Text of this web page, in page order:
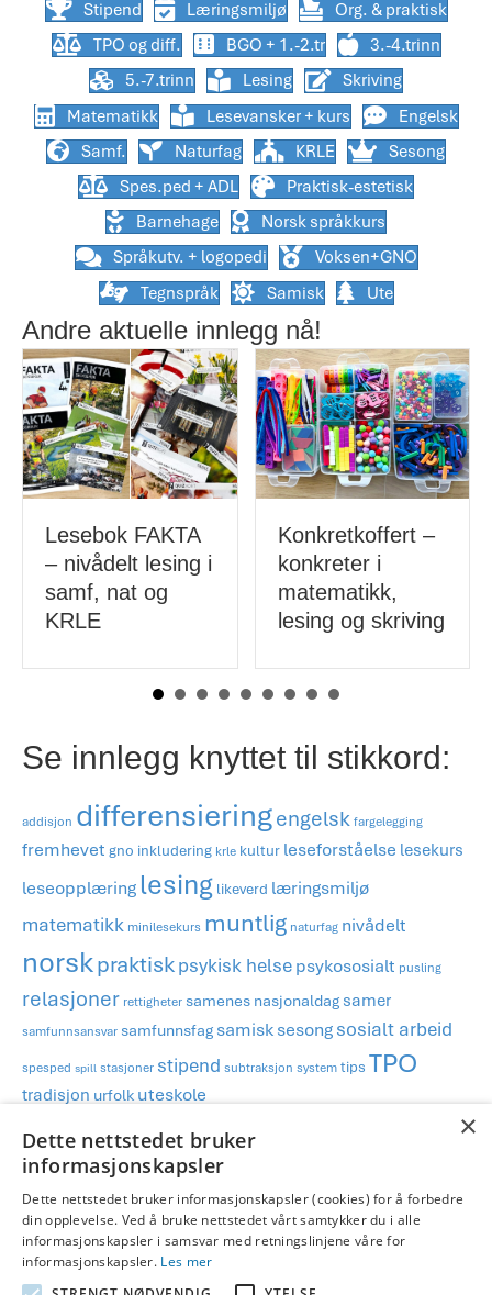
Stipend
Læringsmiljø
Org. & praktisk
TPO og diff.
BGO + 1.-2.tr
3.-4.trinn
5.-7.trinn
Lesing
Skriving
Matematikk
Lesevansker + kurs
Engelsk
Samf.
Naturfag KRLE
Sesong
Spes.ped + ADL
Praktisk-estetisk
Barnehage
Norsk språkkurs
Språkutv. + logopedi
Voksen+GNO
Tegnspråk
Samisk Ute
Andre aktuelle innlegg nå!
Konkretkoffert –
konkreter i
matematikk,
lesing og skriving
Fordeler med
perling som
aktivitet,
finmotorikk og
Se innlegg knyttet til stikkord:
addisjon differensieringengelsk fargelegging
fremhevet gno inkludering kultur leseforståelse
leseopplæring lesinglikeverd læringsmiljø
matematikk minilesekurs muntlig nivådelt
norskpraktiskpsykisk helse psykososialt
relasjoner rettigheter samenes nasjonaldagsamer
samfunnsfagsamisk sesong sosialt arbeid
spesped spill stasjoner stipend
3.-4.trinn 5.-7.trinn
og merketdifferensiering,inkludering,kultur,likeverd,rettigheter,
samenes nasjonaldag, samer,samfunnsansvar,samisk , tradisjon
urfolk
×
Dette nettstedet bruker
informasjonskapsler
Dette nettstedet bruker informasjonskapsler (cookies) for å forbedre
din opplevelse. Ved å bruke nettstedet vårt samtykker du i alle
informasjonskapsler i samsvar med retningslinjene våre for
informasjonskapsler. Les mer